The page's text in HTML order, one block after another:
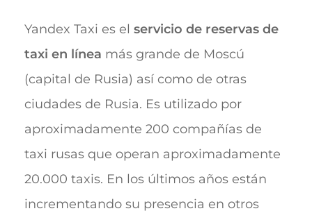
Yandex Taxi es el servicio de reservas de
taxi en línea más grande de Moscú
(capital de Rusia) así como de otras
ciudades de Rusia. Es utilizado por
aproximadamente 200 compañías de
taxi rusas que operan aproximadamente
20.000 taxis. En los últimos años están
incrementando su presencia en otros